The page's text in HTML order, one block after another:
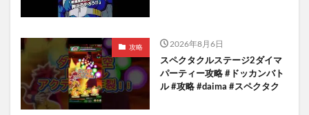
攻略 2026年8月6日
スペクタクルステージ2ダイマ
パーティー攻略 #ドッカンバト
ル #攻略 #daima #スペクタク